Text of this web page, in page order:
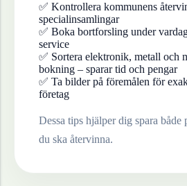
✅ Kontrollera kommunens
specialinsamlingar
✅ Boka bortforsling under
service
✅ Sortera elektronik, metall och
bokning – sparar tid och pengar
✅ Ta bilder på föremålen för
företag
Dessa tips hjälper dig spara både
du ska återvinna.